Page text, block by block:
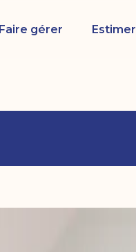
Faire gérer Estimer